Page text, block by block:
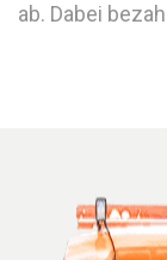
ab. Dabei